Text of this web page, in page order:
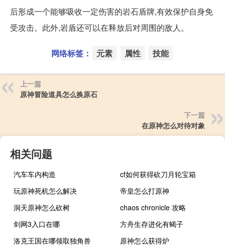
后形成一个能够吸收一定伤害的岩石盾牌,有效保护自身免
受攻击。此外,岩盾还可以在释放后对周围的敌人。
网络标签： 元素 属性 技能
上一篇
原神冒险道具怎么换原石
下一篇
在原神怎么对待对象
相关问题
汽车车内构造
cf如何获得砍刀月轮宝箱
玩原神死机怎么解决
帝皇怎么打原神
洞天原神怎么砍树
chaos chronicle 攻略
剑网3入口在哪
方舟生存进化有蝎子
洛克王国在哪领取独角兽
原神怎么获得炉